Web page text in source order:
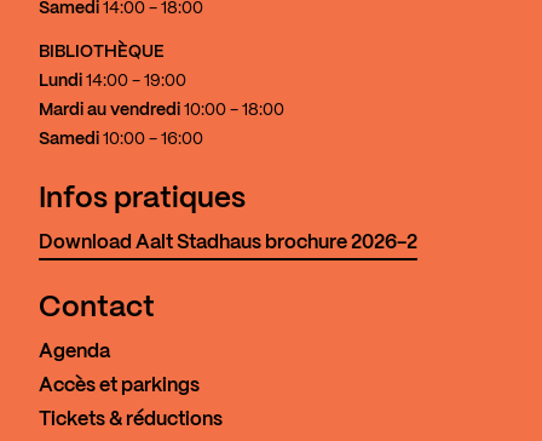
Samedi 14:00 - 18:00
BIBLIOTHÈQUE
Lundi 14:00 - 19:00
Mardi au vendredi 10:00 - 18:00
Samedi 10:00 - 16:00
Infos pratiques
Download Aalt Stadhaus brochure 2026-2
Contact
Agenda
Accès et parkings
Tickets & réductions